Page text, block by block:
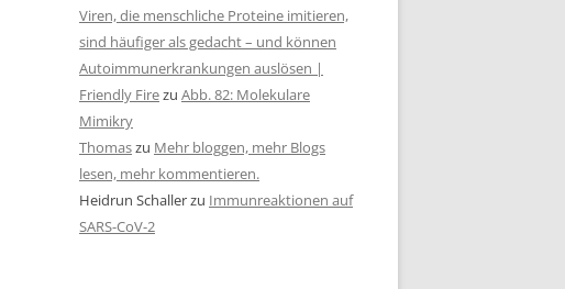
Viren, die menschliche Proteine imitieren,
sind häufiger als gedacht – und können
Autoimmunerkrankungen auslösen |
Friendly Firezu Abb. 82: Molekulare
Mimikry
Thomaszu Mehr bloggen, mehr Blogs
lesen, mehr kommentieren.
Heidrun Schallerzu Immunreaktionen auf
SARS-CoV-2